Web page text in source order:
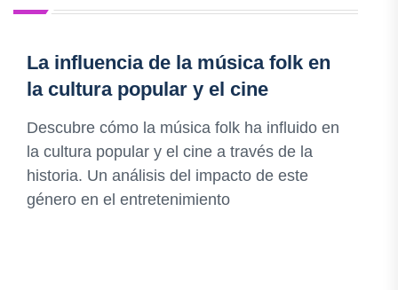
La influencia de la música folk en
la cultura popular y el cine
Descubre cómo la música folk ha influido en
la cultura popular y el cine a través de la
historia. Un análisis del impacto de este
género en el entretenimiento